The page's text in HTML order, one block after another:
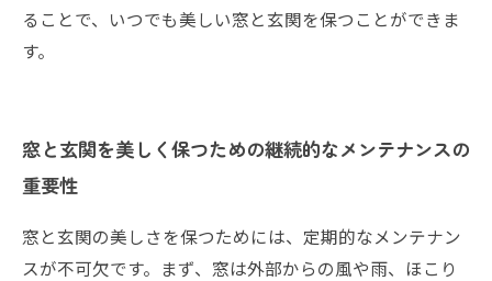
ることで、いつでも美しい窓と玄関を保つことができま
す。
窓と玄関を美しく保つための継続的なメンテナンスの
重要性
窓と玄関の美しさを保つためには、定期的なメンテナン
スが不可欠です。まず、窓は外部からの風や雨、ほこり